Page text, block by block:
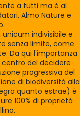
a tutti ma è al
Almo Nature e
indivisibile e
senza limite, come
Da qui l'importanza
del decidere
progressiva del
di biodiversità alla
quanto estrae) è
100% di proprietà